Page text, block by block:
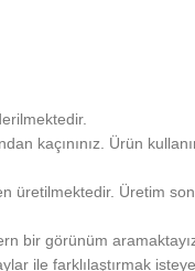
kaçınınız. Ürün
üretilmektedir. Üretim
bir görünüm
ile farklılaştırmak